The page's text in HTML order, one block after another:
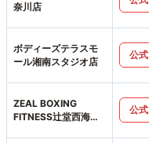
奈川店
ボディーズテラスモ
ール湘南スタジオ店
公式
ZEAL BOXING
FITNESS辻堂西海岸
公式